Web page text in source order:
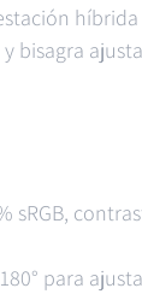
bisagra
sRGB,
para